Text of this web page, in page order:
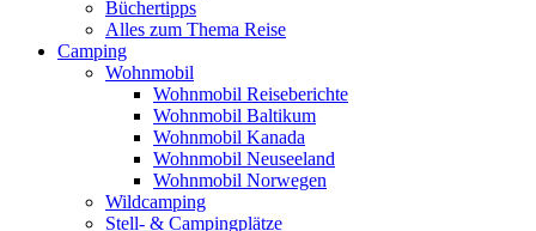
Büchertipps
Alles zum Thema Reise
Camping
Wohnmobil
Wohnmobil Reiseberichte
Wohnmobil Baltikum
Wohnmobil Kanada
Wohnmobil Neuseeland
Wohnmobil Norwegen
Wildcamping
Stell- & Campingplätze